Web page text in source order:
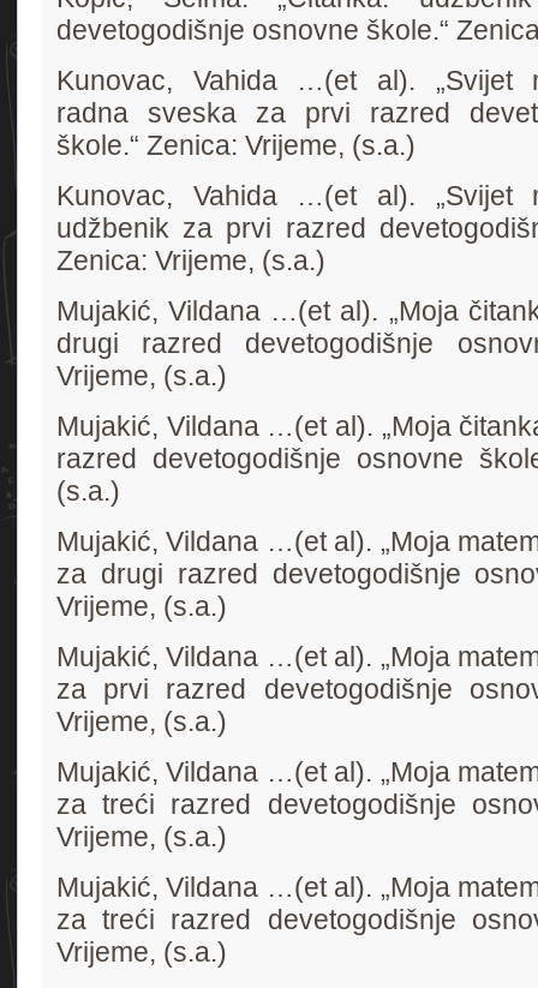
devetogodišnje osnovne škole.“
Kunovac, Vahida …(et al). „Svijet
radna sveska za prvi razred
škole.“ Zenica: Vrijeme, (s.a.)
Kunovac, Vahida …(et al). „Svijet
udžbenik za prvi razred
Zenica: Vrijeme, (s.a.)
Mujakić, Vildana …(et al). „Moja
drugi razred devetogodišnje
Vrijeme, (s.a.)
Mujakić, Vildana …(et al). „Moja
razred devetogodišnje osnovne
(s.a.)
Mujakić, Vildana …(et al). „Moja
za drugi razred devetogodišnje
Vrijeme, (s.a.)
Mujakić, Vildana …(et al). „Moja
za prvi razred devetogodišnje
Vrijeme, (s.a.)
Mujakić, Vildana …(et al). „Moja
za treći razred devetogodišnje
Vrijeme, (s.a.)
Mujakić, Vildana …(et al). „Moja
za treći razred devetogodišnje
Vrijeme, (s.a.)